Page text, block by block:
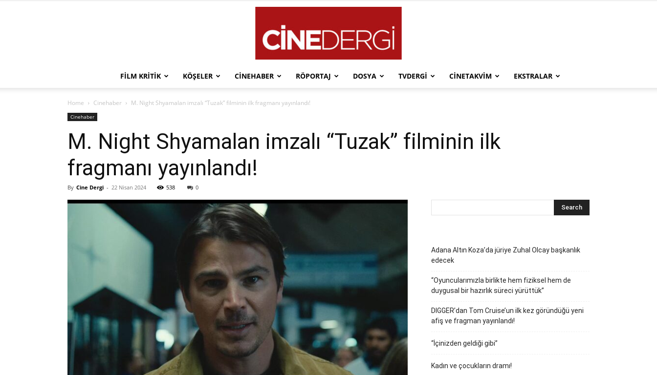
FILM KRITIK KÖŞELER CINEHABER RÖPORTAJ DOSYA TVDERGI CINETAKVIM EKSTRALAR
Home Cinehaber M. Night Shyamalan imzalı “Tuzak” filminin ilk fragmanı yayınlandı!
Cinehaber
M. Night Shyamalan imzalı “Tuzak” filminin ilk
fragmanı yayınlandı!
By Cine Dergi - 22 Nisan 2024 538 0
Adana Altın Koza’da jüriye Zuhal Olcay başkanlık
edecek
“Oyuncularımızla birlikte hem fiziksel hem de
duygusal bir hazırlık süreci yürüttük”
DIGGER’dan Tom Cruise’un ilk kez göründüğü yeni
afiş ve fragman yayınlandı!
“İçinizden geldiği gibi”
Kadın ve çocukların dramı!